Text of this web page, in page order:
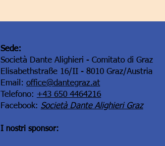
Sede:
Società Dante Alighieri - Comitato di Graz
Elisabethstraße 16/II - 8010 Graz/Austria
Email: office@dantegraz.at
Telefono: +43 650 4464216
Facebook: Società Dante Alighieri Graz
I nostri sponsor: